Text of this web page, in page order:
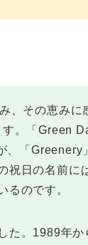
、その恵みに
。「Green
、「Greenery
祝日の名前に
るのです。
た。1989年